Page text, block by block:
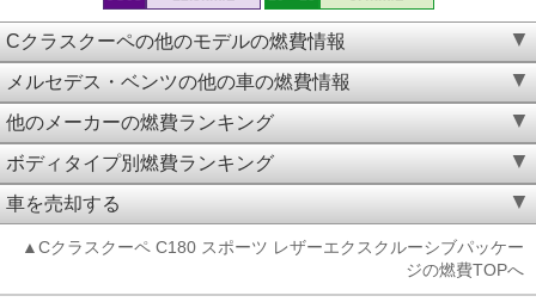
Cクラスクーペの他のモデルの燃費情報
メルセデス・ベンツの他の車の燃費情報
他のメーカーの燃費ランキング
ボディタイプ別燃費ランキング
車を売却する
▲Cクラスクーペ C180 スポーツ レザーエクスクルーシブパッケー
ジの燃費TOPへ